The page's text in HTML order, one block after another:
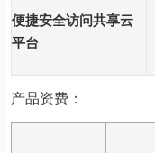
便捷安全访问共享云
平台
产品资费：